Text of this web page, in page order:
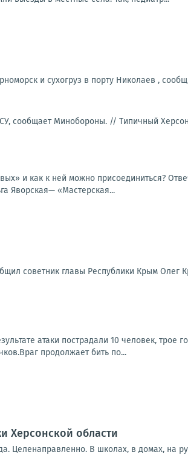
и сухогруз в порту Николаев ,
сообщает Минобороны. // Типичный Херсон
и как к ней можно присоединиться?
Яворская— «Мастерская...
советник главы Республики Крым Олег
атаки пострадали 10 человек, трое
продолжает бить по...
Херсонской области
Целенаправленно. В школах, в домах, на